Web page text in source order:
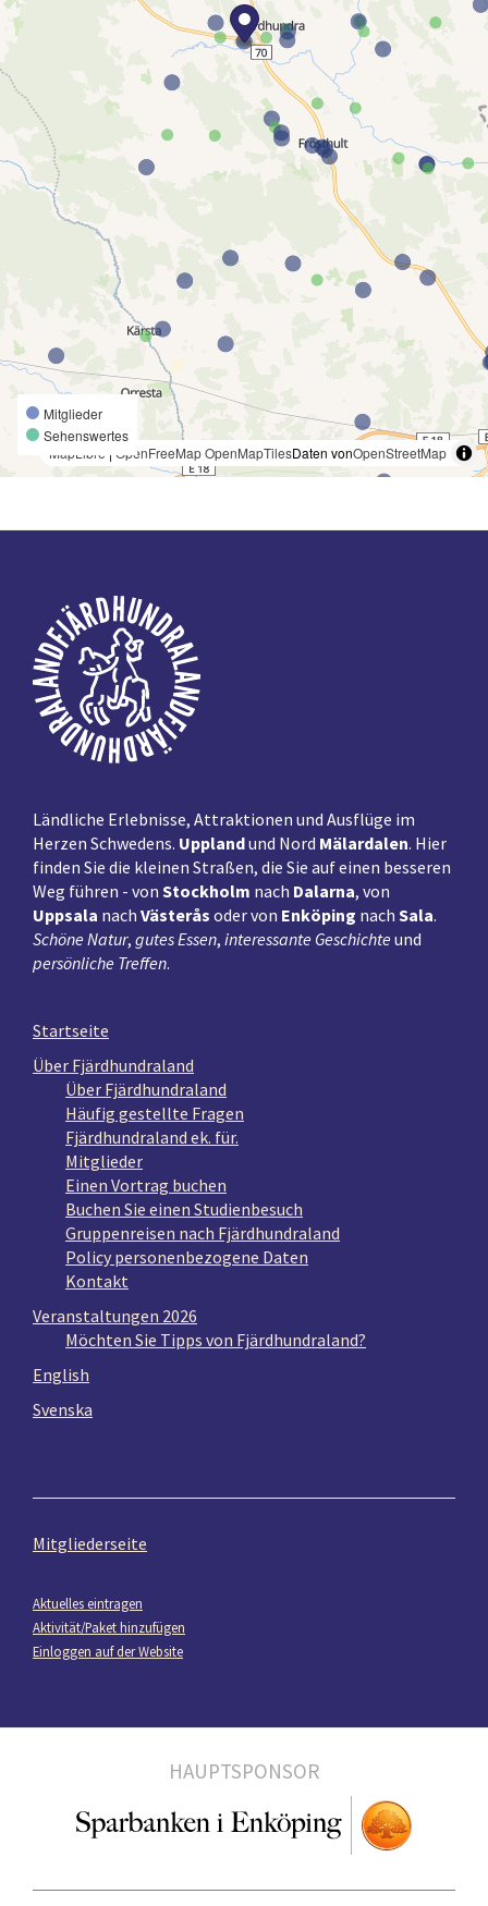
Mitglieder
Sehenswertes
MapLibre | OpenFreeMapOpenMapTilesDaten vonOpenStreetMap
Fußzeile
Ländliche Erlebnisse, Attraktionen und Ausflüge im
Herzen Schwedens. Upplandund Nord Mälardalen. Hier
finden Sie die kleinen Straßen, die Sie auf einen besseren
Weg führen - von Stockholm nach Dalarna, von
Uppsala nach Västerås oder von Enköping nach Sala.
Schöne Natur, gutes Essen, interessante Geschichte und
persönliche Treffen.
Startseite
Über Fjärdhundraland
Über Fjärdhundraland
Häufig gestellte Fragen
Fjärdhundraland ek. für.
Mitglieder
Einen Vortrag buchen
Buchen Sie einen Studienbesuch
Gruppenreisen nach Fjärdhundraland
Policy personenbezogene Daten
Kontakt
Veranstaltungen 2026
Möchten Sie Tipps von Fjärdhundraland?
English
Svenska
Mitgliederseite
Aktuelles eintragen
Aktivität/Paket hinzufügen
Einloggen auf der Website
HAUPTSPONSOR